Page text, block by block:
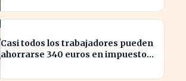
Casi todos los trabajadores pueden
ahorrarse 340 euros en impuestos,